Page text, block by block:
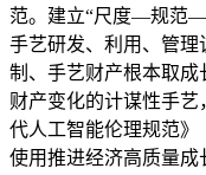
范。建立“尺度—规范—
手艺研发、利用、管
制、手艺财产根本取成
财产变化的计谋性手
代人工智能伦理规范
使用推进经济高质量